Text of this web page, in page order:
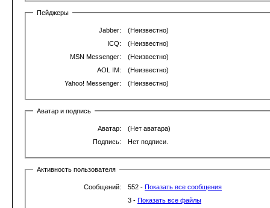
Пейджеры
Jabber:
(Неизвестно)
ICQ:
(Неизвестно)
MSN Messenger:
(Неизвестно)
AOL IM:
(Неизвестно)
Yahoo! Messenger:
(Неизвестно)
Аватар и подпись
Аватар:
(Нет аватара)
Подпись:
Нет подписи.
Активность пользователя
Сообщений: 552 - Показать все сообщения
3 - Показать все файлы